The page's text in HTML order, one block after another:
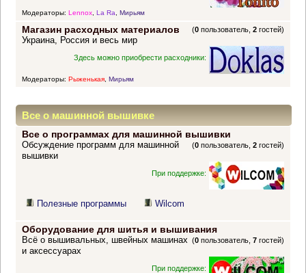
Модераторы: Lennox, La Ra, Мирьям
Магазин расходных материалов (0 пользователь,2 гостей)
Украина, Россия и весь мир
Здесь можно приобрести расходники:
Модераторы: Рыженькая, Мирьям
Все о машинной вышивке
Все о программах для машинной вышивки
(0 пользователь,2 гостей)
Обсуждение программ для машинной
вышивки
При поддержке:
Полезные программы Wilcom
Оборудование для шитья и вышивания
(0 пользователь,7 гостей)
Всё о вышивальных, швейных машинах
и аксессуарах
При поддержке: